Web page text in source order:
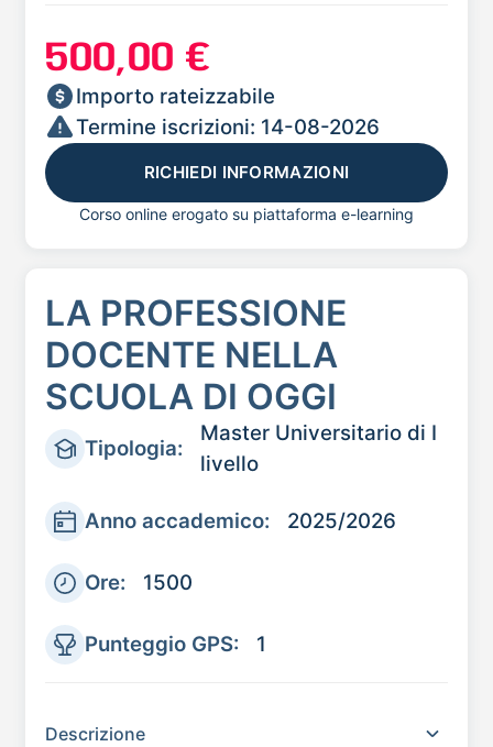
500,00 €
Importo rateizzabile
Termine iscrizioni: 14-08-2026
RICHIEDI INFORMAZIONI
Corso online erogato su piattaforma e-learning
LA PROFESSIONE
DOCENTE NELLA
SCUOLA DI OGGI
Tipologia:
Master Universitario di I
livello
Anno accademico: 2025/2026
Ore: 1500
Punteggio GPS: 1
Descrizione